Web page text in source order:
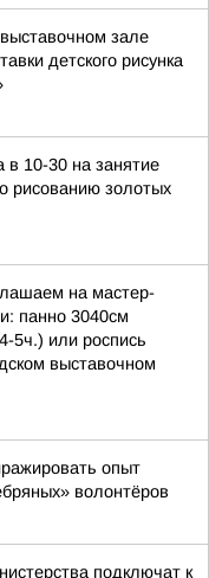
зале
детского рисунка
в 10-30 на занятие
рисованию золотых
на мастер-
панно 3040см
5ч.) или роспись
выставочном
опыт
волонтёров
подключат к